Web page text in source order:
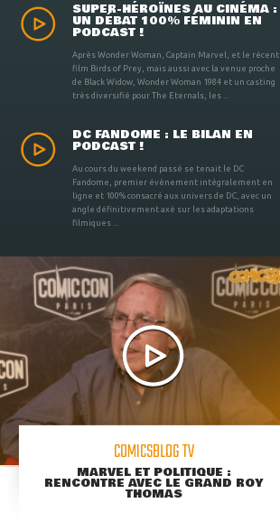
SUPER-HÉROÏNES AU CINÉMA :
UN DÉBAT 100% FÉMININ EN
PODCAST !
Après Wonder Woman, Captain Marvel, et le récent
film Birds of Prey, mais aussi avec la venue proche
de Black Widow, Wonder Woman 1984 et un casting
très diversifié pour The Eternals, les ...
DC FANDOME : LE BILAN EN
PODCAST !
Au cours du weekend passé se tenait le DC
Fandome, premier évènement intégralement en
ligne et 100% consacré aux univers de DC, avec un
angle définitivement axé sur les adaptations
filmiques ...
COMICSBLOG TV
MARVEL ET POLITIQUE :
RENCONTRE AVEC LE GRAND ROY
THOMAS